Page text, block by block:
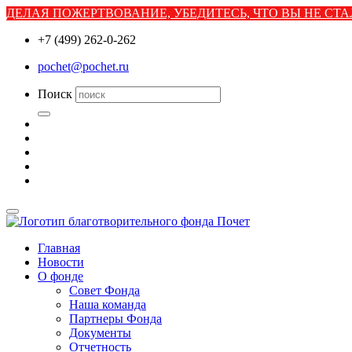
ДЕЛАЯ ПОЖЕРТВОВАНИЕ, УБЕДИТЕСЬ, ЧТО ВЫ НЕ
+7 (499) 262-0-262
pochet@pochet.ru
Поиск
Главная
Новости
О фонде
Совет Фонда
Наша команда
Партнеры Фонда
Документы
Отчетность